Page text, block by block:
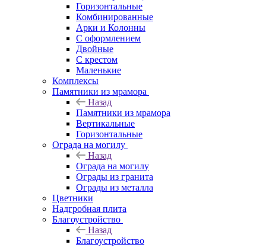
Горизонтальные
Комбинированные
Арки и Колонны
С оформлением
Двойные
С крестом
Маленькие
Комплексы
Памятники из мрамора
Назад
Памятники из мрамора
Вертикальные
Горизонтальные
Ограда на могилу
Назад
Ограда на могилу
Ограды из гранита
Ограды из металла
Цветники
Надгробная плита
Благоустройство
Назад
Благоустройство